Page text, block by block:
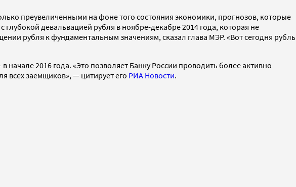
преувеличенными на фоне того состояния экономики, прогнозов, которые
девальвацией рубля в ноябре-декабре 2014 года, которая не
рубля к фундаментальным значениям, сказал глава МЭР. «Вот сегодня рубль
2016 года. «Это позволяет Банку России проводить более активно
всех заемщиков», — цитирует его РИА Новости.